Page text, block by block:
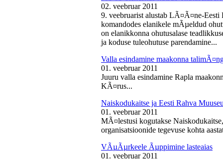
02. veebruar 2011
9. veebruarist alustab LÃ¤Ã¤ne-
komandodes elanikele mÃµeldud
on elanikkonna ohutusalase
ja koduse tuleohutuse parendamine...
Valla esindamine maakonna
01. veebruar 2011
Juuru valla esindamine Rapla
KÃ¤rus...
Naiskodukaitse ja Eesti Rahva
01. veebruar 2011
MÃ¤lestusi kogutakse
organisatsioonide tegevuse kohta
VÃµÃµrkeele Ãµppimine lasteaias
01. veebruar 2011